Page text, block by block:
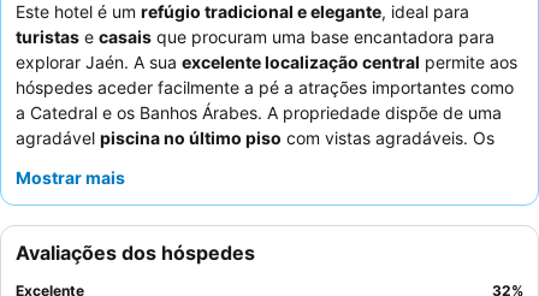
Este hotel é um refúgio tradicional e elegante, ideal para
turistas e casais que procuram uma base encantadora para
explorar Jaén. A sua excelente localização central permite aos
hóspedes aceder facilmente a pé a atrações importantes como
a Catedral e os Banhos Árabes. A propriedade dispõe de uma
agradável piscina no último piso com vistas agradáveis. Os
excecionais dos funcionários
considere pedir um quarto virado para o jardim para minimizar o
ruído da discoteca no local.
Mostrar mais
Avaliações dos hóspedes
Excelente 32%